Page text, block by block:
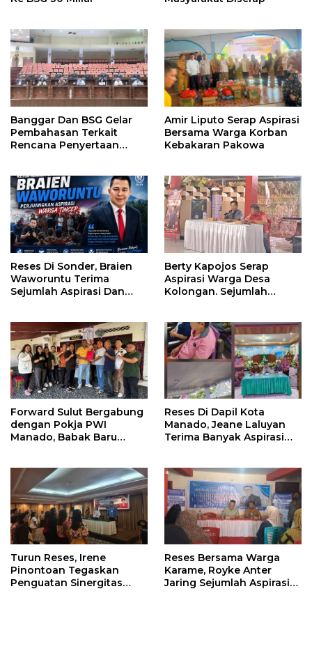
Banggar Dan BSG Gelar
Pembahasan Terkait
Rencana Penyertaan
Amir Liputo Serap Aspirasi
Bersama Warga Korban
Kebakaran Pakowa
Reses Di Sonder, Braien
Waworuntu Terima
Sejumlah Aspirasi Dan
Berty Kapojos Serap
Aspirasi Warga Desa
Kolongan. Sejumlah
Forward Sulut Bergabung
dengan Pokja PWI
Manado, Babak Baru
Reses Di Dapil Kota
Manado, Jeane Laluyan
Terima Banyak Aspirasi
Turun Reses, Irene
Pinontoan Tegaskan
Penguatan Sinergitas
Reses Bersama Warga
Karame, Royke Anter
Jaring Sejumlah Aspirasi